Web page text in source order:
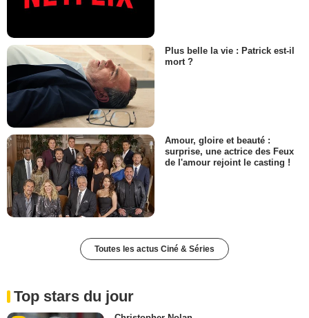
Plus belle la vie : Patrick est-il
mort ?
Amour, gloire et beauté :
surprise, une actrice des Feux
de l'amour rejoint le casting !
Toutes les actus Ciné & Séries
Top stars du jour